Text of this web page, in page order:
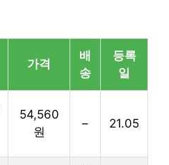
가격
배
송
등록
일
54,560
원
– 21.05